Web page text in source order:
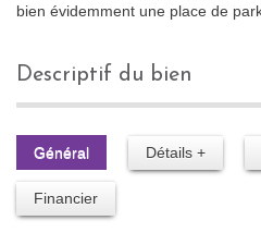
bien évidemment une place de
descriptif du bien
Général Détails +
Financier